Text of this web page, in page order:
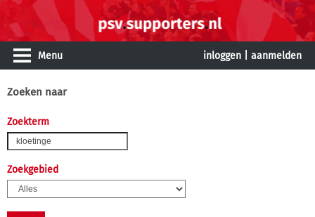
Menu inloggen aanmelden
Zoeken naar
Zoekterm
Zoekgebied